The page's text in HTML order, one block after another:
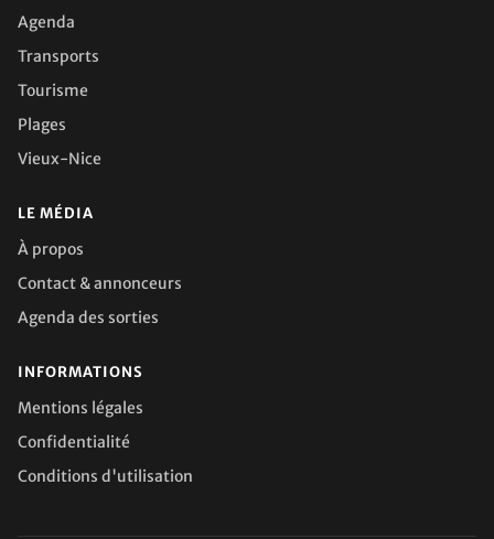
Agenda
Transports
Tourisme
Plages
Vieux-Nice
LE MÉDIA
À propos
Contact & annonceurs
Agenda des sorties
INFORMATIONS
Mentions légales
Confidentialité
Conditions d'utilisation